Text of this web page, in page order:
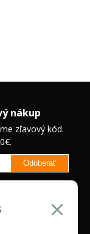
nákup
zľavový kód.
Odoberať